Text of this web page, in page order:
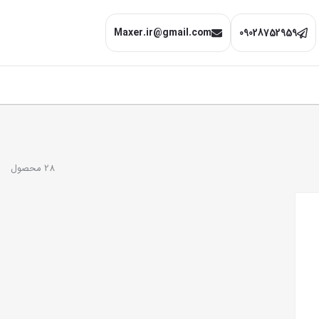
09028752959
Maxer.ir@gmail.com
28 محصول